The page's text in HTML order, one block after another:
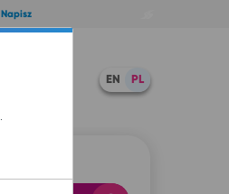
Napisz
EN PL